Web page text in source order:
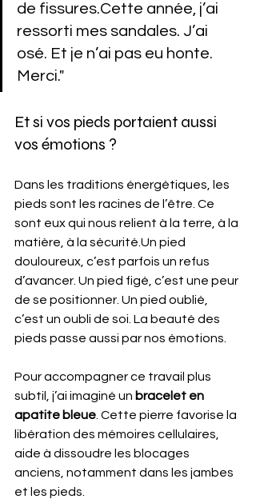
de fissures.Cette année, j’ai
ressorti mes sandales. J’ai
osé. Et je n’ai pas eu honte.
Merci."
Et si vos pieds portaient aussi
vos émotions ?
Dans les traditions énergétiques, les
pieds sont les racines de l’être. Ce
sont eux qui nous relient à la terre, à la
matière, à la sécurité.Un pied
douloureux, c’est parfois un refus
d’avancer. Un pied figé, c’est une peur
de se positionner. Un pied oublié,
c’est un oubli de soi. La beauté des
pieds passe aussi par nos émotions.
Pour accompagner ce travail plus
subtil, j’ai imaginé un bracelet en
apatite bleue. Cette pierre favorise la
libération des mémoires cellulaires,
aide à dissoudre les blocages
anciens, notamment dans les jambes
et les pieds.